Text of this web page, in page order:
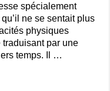
spécialement
ne se sentait plus
physiques
par une
temps. Il …